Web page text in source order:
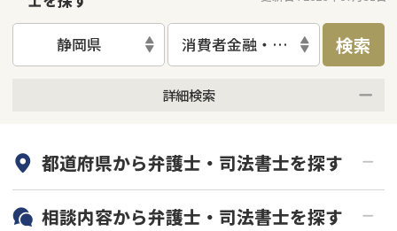
静岡県 消費者金融・サラ金 検索
詳細検索
初回相談無料
土日祝の相談可能
都道府県から弁護士・司法書士を探す
北海道・東北
相談内容から弁護士・司法書士を探す